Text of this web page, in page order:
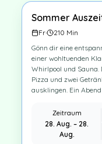
Sommer
Fr· 210 Min
Gönn dir eine
einer wohltuenden
Whirlpool und Sauna.
Pizza und zwei
ausklingen. Ein
Zeitraum
28. Aug. – 28.
Aug.